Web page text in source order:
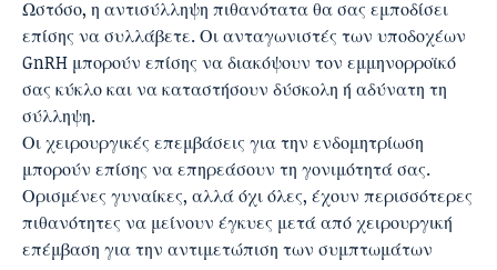
Ωστόσο, η αντισύλληψη πιθανότατα θα σας εμποδίσει
επίσης να συλλάβετε. Οι ανταγωνιστές των υποδοχέων
GnRH μπορούν επίσης να διακόψουν τον εμμηνορροϊκό
σας κύκλο και να καταστήσουν δύσκολη ή αδύνατη τη
σύλληψη.
Οι χειρουργικές επεμβάσεις για την ενδομητρίωση
μπορούν επίσης να επηρεάσουν τη γονιμότητά σας.
Ορισμένες γυναίκες, αλλά όχι όλες, έχουν περισσότερες
πιθανότητες να μείνουν έγκυες μετά από χειρουργική
επέμβαση για την αντιμετώπιση των συμπτωμάτων